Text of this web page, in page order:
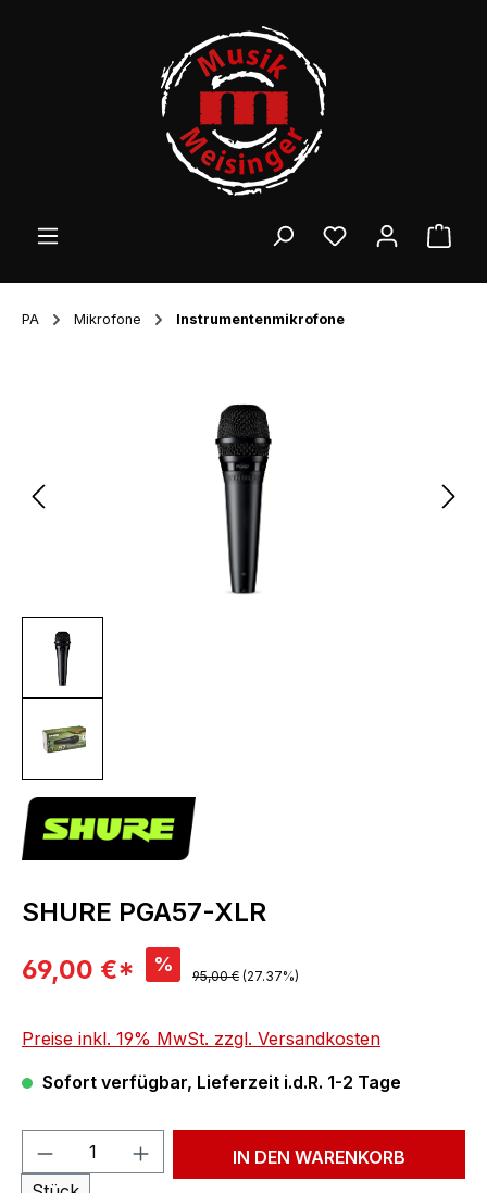
PA Mikrofone Instrumentenmikrofone
SHURE PGA57-XLR
Verkaufspreis:
69,00 €* % Regulärer Preis:
95,00 € (27.37%)
Preise inkl. 19% MwSt. zzgl. Versandkosten
Sofort verfügbar, Lieferzeit i.d.R. 1-2 Tage
Produkt Anzahl: Gib denIN DEN WARENKORB